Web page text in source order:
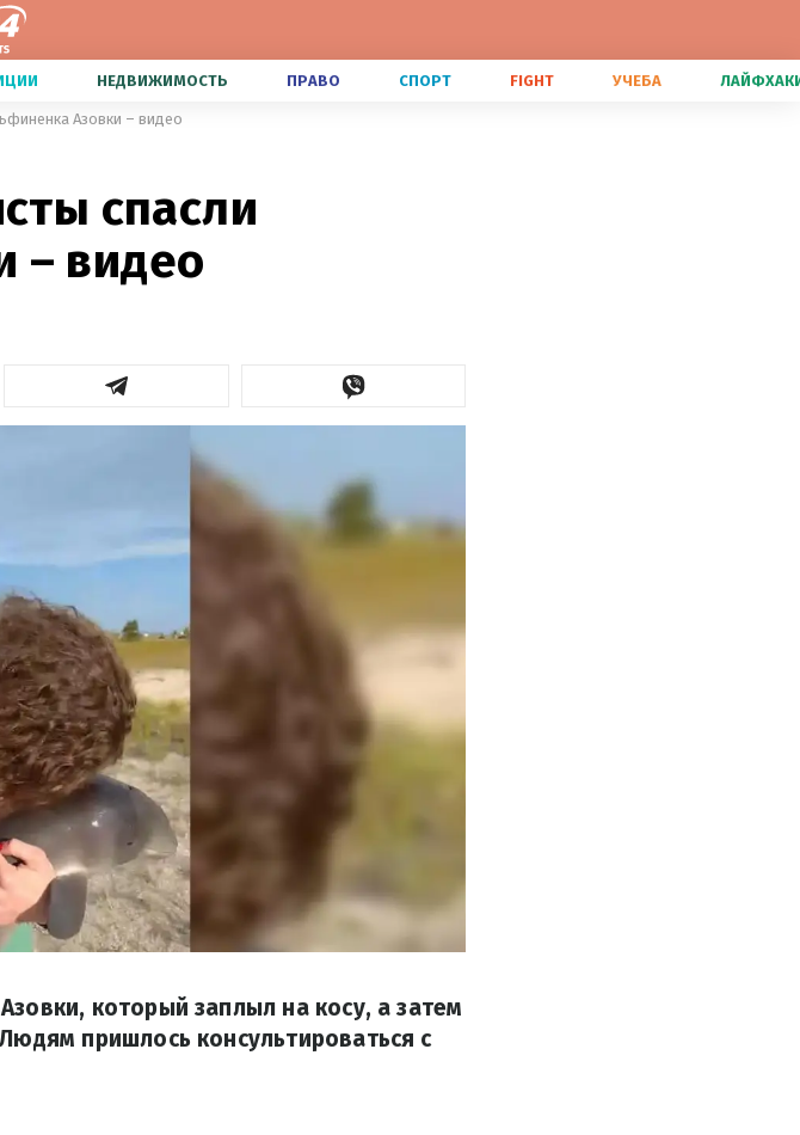
НЕДВИЖИМОСТЬ ПРАВО СПОРТ FIGHT УЧЕБА
Азовки – видео
спасли
– видео
который заплыл на косу, а затем
пришлось консультироваться с